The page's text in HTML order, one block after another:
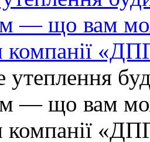
— що вам
компанії